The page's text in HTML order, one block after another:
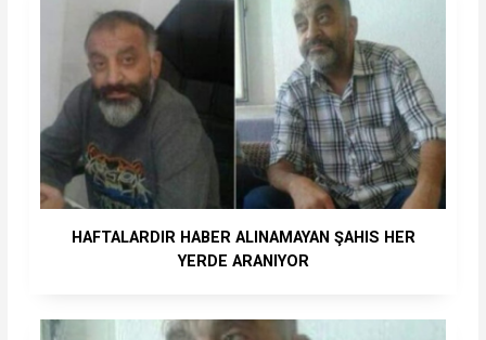
HAFTALARDIR HABER ALINAMAYAN ŞAHIS HER
YERDE ARANIYOR